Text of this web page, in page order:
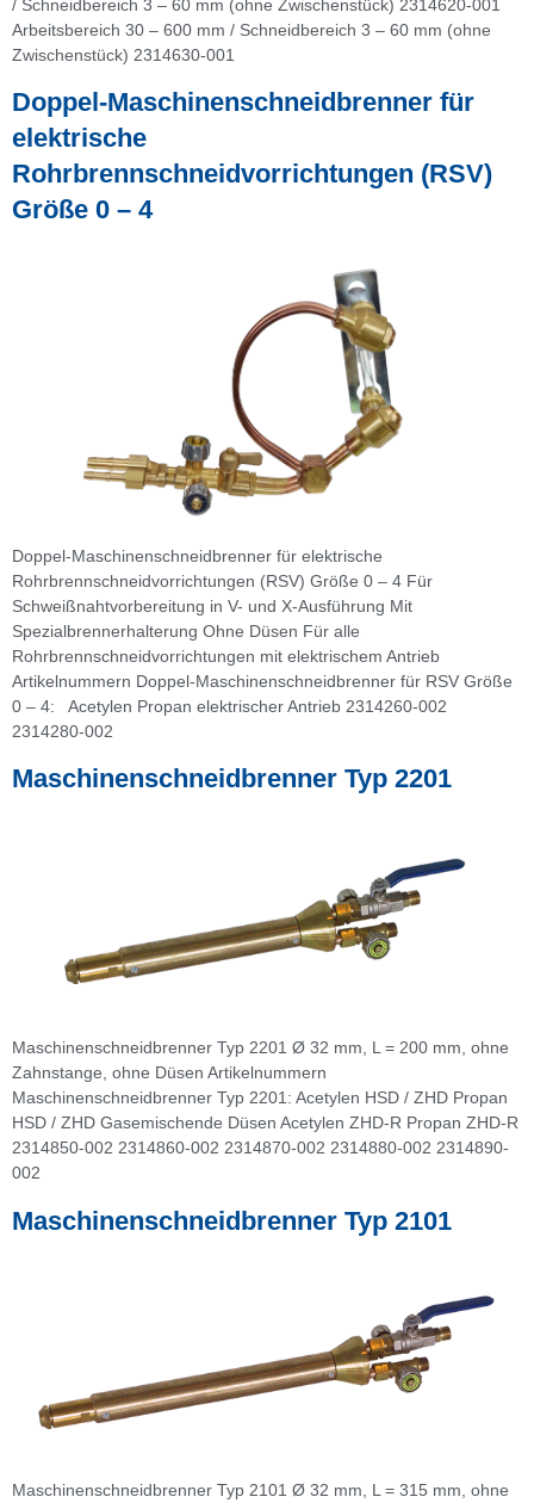
/ Schneidbereich 3 – 60 mm (ohne Zwischenstück) 2314620-001
Arbeitsbereich 30 – 600 mm / Schneidbereich 3 – 60 mm (ohne
Zwischenstück) 2314630-001
Doppel-Maschinenschneidbrenner für
elektrische
Rohrbrennschneidvorrichtungen (RSV)
Größe 0 – 4
Doppel-Maschinenschneidbrenner für elektrische
Rohrbrennschneidvorrichtungen (RSV) Größe 0 – 4 Für
Schweißnahtvorbereitung in V- und X-Ausführung Mit
Spezialbrennerhalterung Ohne Düsen Für alle
Rohrbrennschneidvorrichtungen mit elektrischem Antrieb
Artikelnummern Doppel-Maschinenschneidbrenner für RSV Größe
0 – 4: Acetylen Propan elektrischer Antrieb 2314260-002
2314280-002
Maschinenschneidbrenner Typ 2201
Maschinenschneidbrenner Typ 2201 Ø 32 mm, L = 200 mm, ohne
Zahnstange, ohne Düsen Artikelnummern
Maschinenschneidbrenner Typ 2201: Acetylen HSD / ZHD Propan
HSD / ZHD Gasemischende Düsen Acetylen ZHD-R Propan ZHD-R
2314850-002 2314860-002 2314870-002 2314880-002 2314890-
002
Maschinenschneidbrenner Typ 2101
Maschinenschneidbrenner Typ 2101 Ø 32 mm, L = 315 mm, ohne